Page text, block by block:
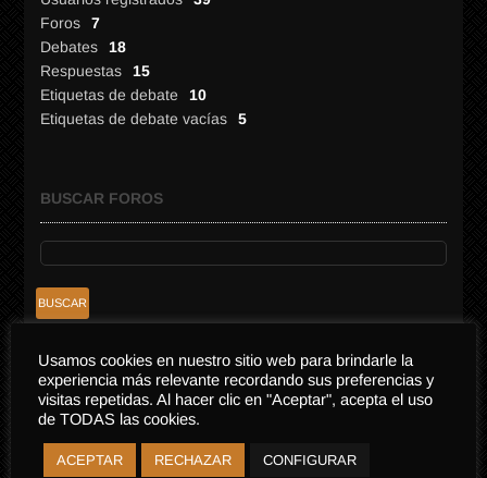
Foros
7
Debates
18
Respuestas
15
Etiquetas de debate
10
Etiquetas de debate vacías
5
BUSCAR FOROS
FOROS
Dark Web
Fenómeno OVNI
Usamos cookies en nuestro sitio web para brindarle la
experiencia más relevante recordando sus preferencias y
visitas repetidas. Al hacer clic en "Aceptar", acepta el uso
de TODAS las cookies.
ACEPTAR RECHAZAR CONFIGURAR